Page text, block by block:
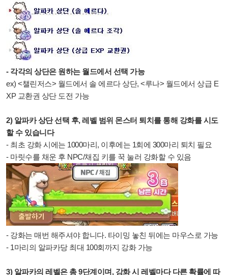
- 각각의 상단은 원하는 월드에서 선택 가능
ex) <챌린저스> 월드에서 솔 에르다 상단, <루나> 월드에서 상급 E
XP 교환권 상단 도전 가능
2) 알파카 상단 선택 후, 레벨 범위 몬스터 퇴치를 통해 강화를 시도
할 수 있습니다
- 최초 강화 시에는 1000마리, 이후에는 1회에 300마리 퇴치 필요
- 마릿수를 채운 후 NPC/채집 키를 꾹 눌러 강화할 수 있음
- 강화는 매번 해주셔야 합니다. 타이밍 놓친 뒤에는 마우스로 가능
- 1마리의 알파카당 최대 100회까지 강화 가능
3) 알파카의 레벨은 총 9단계이며, 강화 시 레벨마다 다른 확률에 따